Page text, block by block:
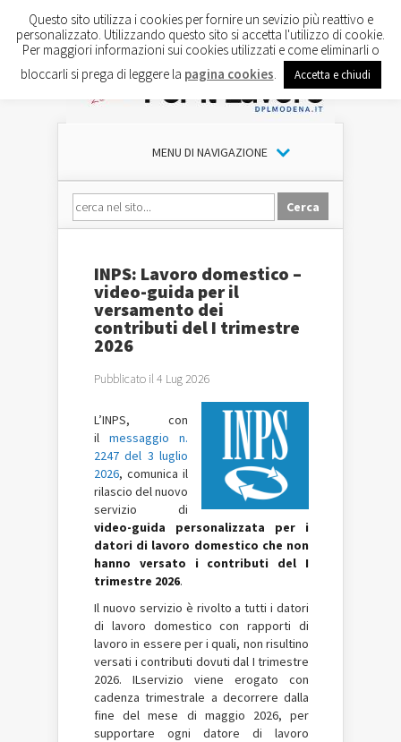
MENU DI NAVIGAZIONE
INPS: Lavoro domestico –
video-guida per il
versamento dei
contributi del I trimestre
2026
Pubblicato il 4 Lug 2026
L’INPS, con
il messaggio n.
2247 del 3 luglio
2026, comunica il
rilascio del nuovo
servizio di
video-guida personalizzata per i
datori di lavoro domestico che non
hanno versato i contributi del I
trimestre 2026.
Il nuovo servizio è rivolto a tutti i datori
di lavoro domestico con rapporti di
lavoro in essere per i quali, non risultino
versati i contributi dovuti dal I trimestre
2026. ILservizio viene erogato con
cadenza trimestrale a decorrere dalla
fine del mese di maggio 2026, per
supportare ogni datore di lavoro
Questo sito utilizza i cookies per fornire un sevizio più reattivo e
personalizzato. Utilizzando questo sito si accetta l'utilizzo di cookie.
Per maggiori informazioni sui cookies utilizzati e come eliminarli o
bloccarli si prega di leggere la pagina cookies Accetta e chiudi